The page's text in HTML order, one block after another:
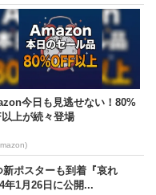
今日も見逃せない！80%
上が続々登場
ポスターも到着『哀れ
年1月26日に公開...